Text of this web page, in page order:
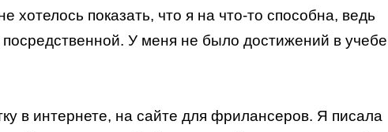
хотелось показать, что я на что-то способна, ведь
У меня не было достижений в учебе
в интернете, на сайте для фрилансеров. Я писала